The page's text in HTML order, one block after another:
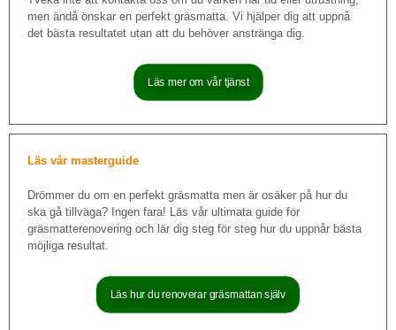
men ändå önskar en perfekt gräsmatta. Vi hjälper dig att uppnå
det bästa resultatet utan att du behöver anstränga dig.
Läs mer om vår tjänst
Läs vår masterguide
Drömmer du om en perfekt gräsmatta men är osäker på hur du
ska gå tillväga? Ingen fara! Läs vår ultimata guide för
gräsmatterenovering och lär dig steg för steg hur du uppnår bästa
möjliga resultat.
Läs hur du renoverar gräsmattan själv